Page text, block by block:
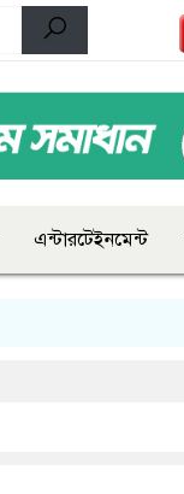
এন্টারটেইনমেন্ট